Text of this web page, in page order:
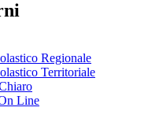
Regionale
Territoriale
Line